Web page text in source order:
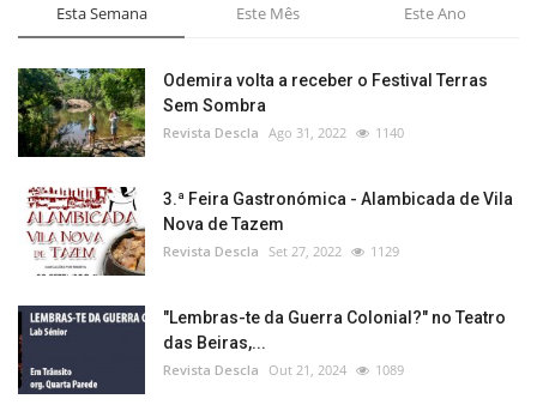
Esta Semana Este Mês Este Ano
Odemira volta a receber o Festival Terras
Sem Sombra
Revista Descla Ago 31, 2022 1140
3.ª Feira Gastronómica - Alambicada de Vila
Nova de Tazem
Revista Descla Set 27, 2022 1129
"Lembras-te da Guerra Colonial?" no Teatro
das Beiras,...
Revista Descla Out 21, 2024 1089